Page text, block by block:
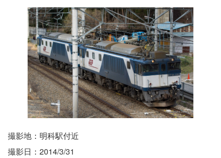
撮影地：明科駅付近
撮影日：2014/3/31